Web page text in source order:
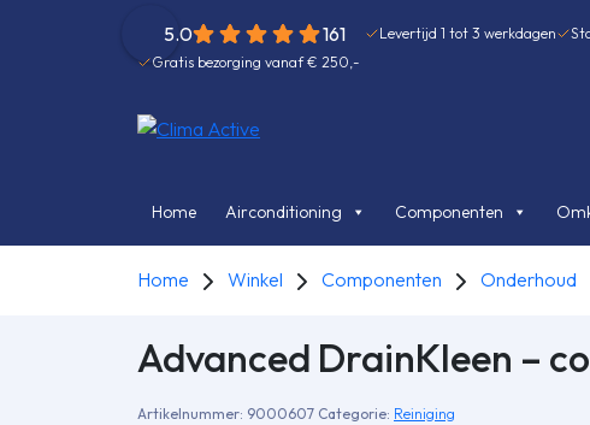
5.0 161 Levertijd 1 tot 3 werkdagen
Gratis bezorging vanaf € 250,-
Home Airconditioning Componenten
Home Winkel Componenten Onderhoud
Advanced DrainKleen –
Artikelnummer: 9000607 Categorie: Reiniging